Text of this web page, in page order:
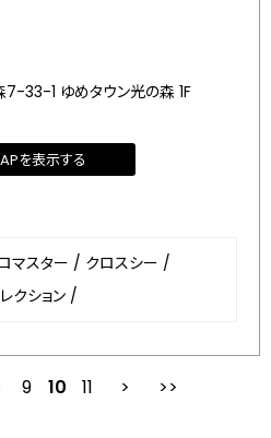
33-1 ゆめタウン光の森 1F
を表示する
マスター / クロスシー /
クション /
初 前
9 10 11